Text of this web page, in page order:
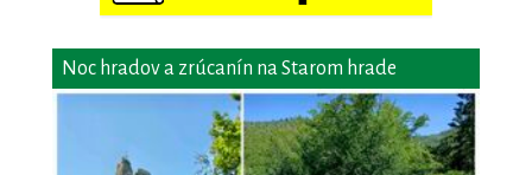
Noc hradov a zrúcanín na Starom hrade